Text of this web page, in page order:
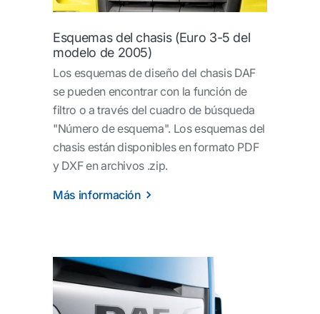
Esquemas del chasis (Euro 3-5 del
modelo de 2005)
Los esquemas de diseño del chasis DAF
se pueden encontrar con la función de
filtro o a través del cuadro de búsqueda
"Número de esquema". Los esquemas del
chasis están disponibles en formato PDF
y DXF en archivos .zip.
Más información